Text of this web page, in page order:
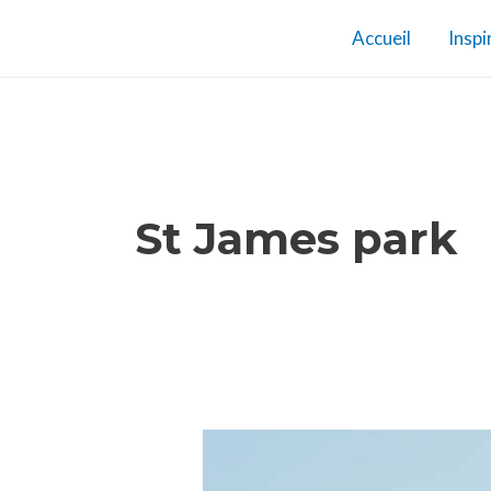
Accueil
St James park